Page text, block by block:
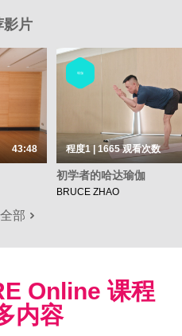
影片
43:48
瑜伽
程度1 | 1665观看次数
初学者的哈达瑜伽
BRUCE ZHAO
部
Online 课程
内容